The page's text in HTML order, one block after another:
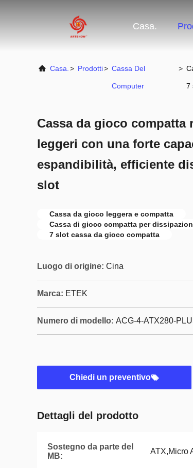
Casa.
Casa. > Prodotti> Cassa Del
Computer
>
7
Cassa da gioco compatta
leggeri con una forte
espandibilità, efficiente
slot
Cassa da gioco leggera e compatta
Cassa di gioco compatta per
7 slot cassa da gioco compatta
Luogo di origine: Cina
Marca: ETEK
Numero di modello: ACG-4-ATX280-
Chiedi un preventivo
Dettagli del prodotto
Sostegno da parte del
MB:
ATX,Micro